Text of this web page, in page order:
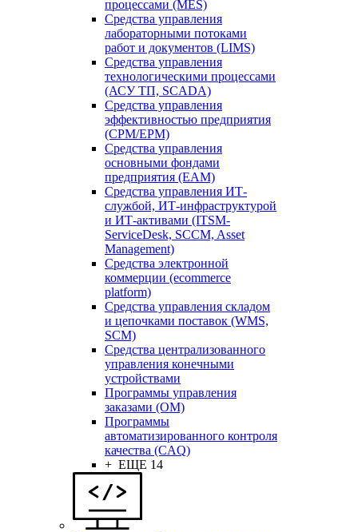
процессами (MES)
Средства управления
лабораторными потоками
работ и документов (LIMS)
Средства управления
технологическими процессами
(АСУ ТП, SCADA)
Средства управления
эффективностью предприятия
(CPM/EPM)
Средства управления
основными фондами
предприятия (EAM)
Средства управления ИТ-
службой, ИТ-инфраструктурой
и ИТ-активами (ITSM-
ServiceDesk, SCCM, Asset
Management)
Средства электронной
коммерции (ecommerce
platform)
Средства управления складом
и цепочками поставок (WMS,
SCM)
Средства централизованного
управления конечными
устройствами
Программы управления
заказами (OM)
Программы
автоматизированного контроля
качества (CAQ)
+ ЕЩЕ 14